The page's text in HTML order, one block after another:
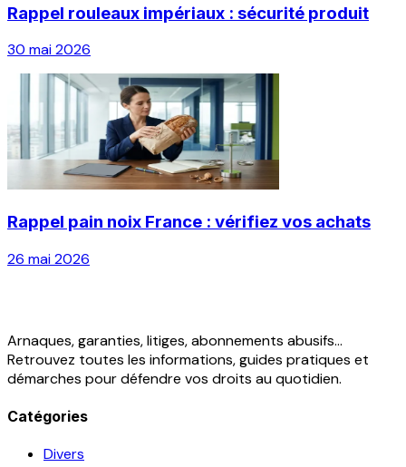
Rappel rouleaux impériaux : sécurité produit
30 mai 2026
Rappel pain noix France : vérifiez vos achats
26 mai 2026
Arnaques, garanties, litiges, abonnements abusifs...
Retrouvez toutes les informations, guides pratiques et
démarches pour défendre vos droits au quotidien.
Catégories
Divers